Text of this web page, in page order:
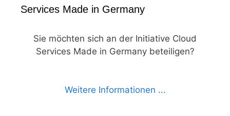
Services Made in Germany
Sie möchten sich an der Initiative Cloud
Services Made in Germany beteiligen?
Weitere Informationen ...